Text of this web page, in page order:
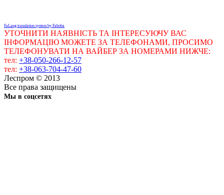
FaLang translation system by Faboba
УТОЧНИТИ НАЯВНІСТЬ ТА ІНТЕРЕСУЮЧУ ВАС
ІНФОРМАЦІЮ МОЖЕТЕ ЗА ТЕЛЕФОНАМИ, ПРОСИМО
ТЕЛЕФОНУВАТИ НА ВАЙБЕР ЗА НОМЕРАМИ НИЖЧЕ:
тел: +38-050-266-12-57
тел: +38-063-704-47-60
Леспром © 2013
Все права защищены
Мы в соцсетях